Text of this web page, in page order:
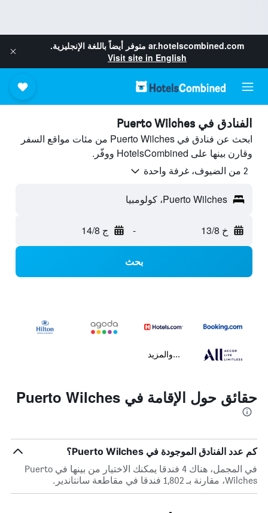
ar.hotelscombined.com متوفر أيضاً باللغة الإنجليزية.
Visit site in English
الفنادق في Puerto Wilches
ابحث عن فنادق في Puerto Wilches من مئات مواقع السفر
وقارن بينها على HotelsCombined ووفّر.
2 من الضيوف، غرفة واحدة
Puerto Wilches، كولومبيا
خ 13/8 - ج 14/8
بحث
...والمزيد
حقائق حول الإقامة في Puerto Wilches
كم عدد الفنادق الموجودة في Puerto Wilches؟
في المجمل، هناك 4 فندقا يمكنك الاختيار من بينها في Puerto
Wilches، مقارنة بـ 1,802 فندقا في مقاطعة سانتاندير.